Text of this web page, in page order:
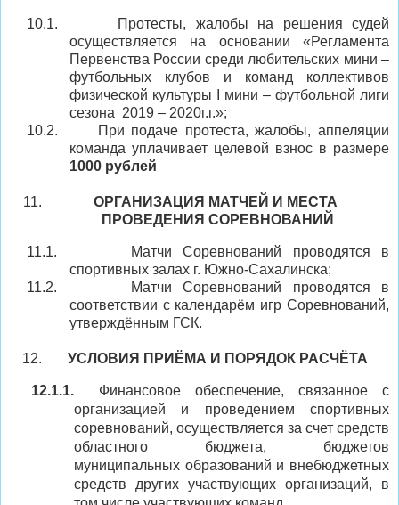
10.1.
Протесты, жалобы на решения судей
осуществляется на основании «Регламента
Первенства России среди любительских мини –
футбольных клубов и команд коллективов
физической культуры
мини – футбольной лиги
сезона 2019 – 2020г.г.»;
10.2.
При подаче протеста, жалобы, аппеляции
команда уплачивает целевой взнос в размере
1000 рублей
ОРГАНИЗАЦИЯ МАТЧЕЙ И МЕСТА
ПРОВЕДЕНИЯ СОРЕВНОВАНИЙ
11.1.
Матчи Соревнований проводятся в
спортивныхзалах г. Южно-Сахалинска;
11.2.
Матчи Соревнований проводятся в
соответствии с календарём игр Соревнований,
утверждённым ГСК.
УСЛОВИЯ ПРИЁМА И ПОРЯДОК РАСЧЁТА
12.1.1.
Финансовое обеспечение, связанное с
организацией и проведением спортивных
соревнований, осуществляется за счет средств
областного бюджета, бюджетов
муниципальных образований и внебюджетных
средств других участвующих организаций, в